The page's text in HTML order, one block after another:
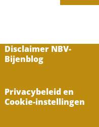
Disclaimer NBV-
Bijenblog
Privacybeleid en
Cookie-instellingen